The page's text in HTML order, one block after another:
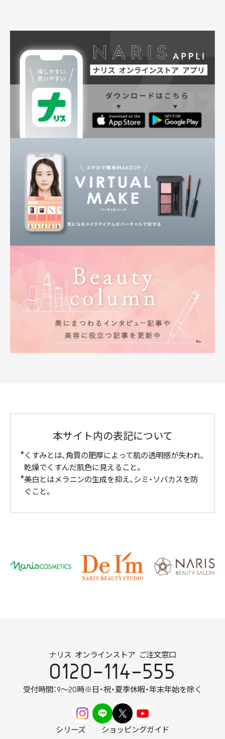
本サイト内の表記について
くすみとは、角質の肥厚によって肌の透明感が失われ、
乾燥でくすんだ肌色に見えること。
美白とはメラニンの生成を抑え、シミ・ソバカスを防
ぐこと。
ナリス オンラインストア ご注文窓口
0120-114-555
受付時間：9～20時※日・祝・夏季休暇・年末年始を除く
シリーズ ショッピングガイド